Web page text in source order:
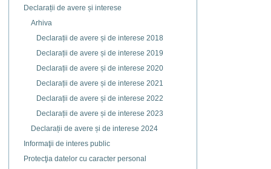
Declarații de avere și interese
Arhiva
Declarații de avere și de interese 2018
Declarații de avere și de interese 2019
Declarații de avere și de interese 2020
Declarații de avere și de interese 2021
Declarații de avere și de interese 2022
Declarații de avere și de interese 2023
Declarații de avere și de interese 2024
Informaţii de interes public
Protecţia datelor cu caracter personal